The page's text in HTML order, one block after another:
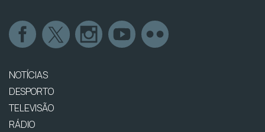
NOTÍCIAS
DESPORTO
TELEVISÃO
RÁDIO